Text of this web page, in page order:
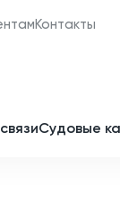
Контакты
Судовые